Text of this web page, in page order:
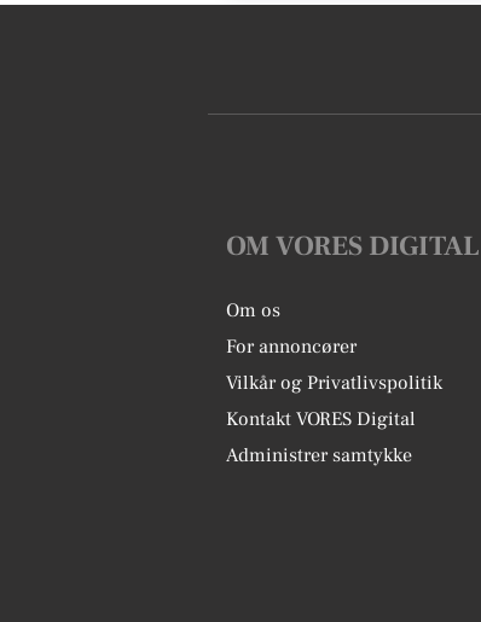
OM VORES DIGITAL
Om os
For annoncører
Vilkår og Privatlivspolitik
Kontakt VORES Digital
Administrer samtykke